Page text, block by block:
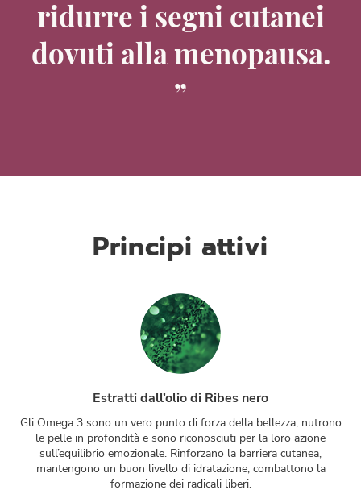
ridurre i segni cutanei
dovuti alla menopausa.
Principi attivi
Estratti dall’olio di Ribes nero
Gli Omega 3 sono un vero punto di forza della bellezza, nutrono
le pelle in profondità e sono riconosciuti per la loro azione
sull’equilibrio emozionale. Rinforzano la barriera cutanea,
mantengono un buon livello di idratazione, combattono la
formazione dei radicali liberi.